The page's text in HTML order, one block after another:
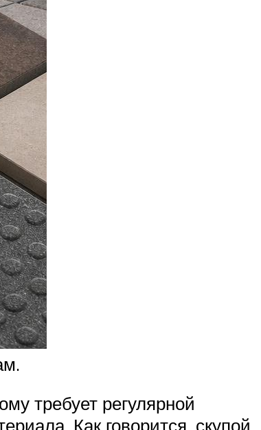
требует регулярной
Как говорится, скупой